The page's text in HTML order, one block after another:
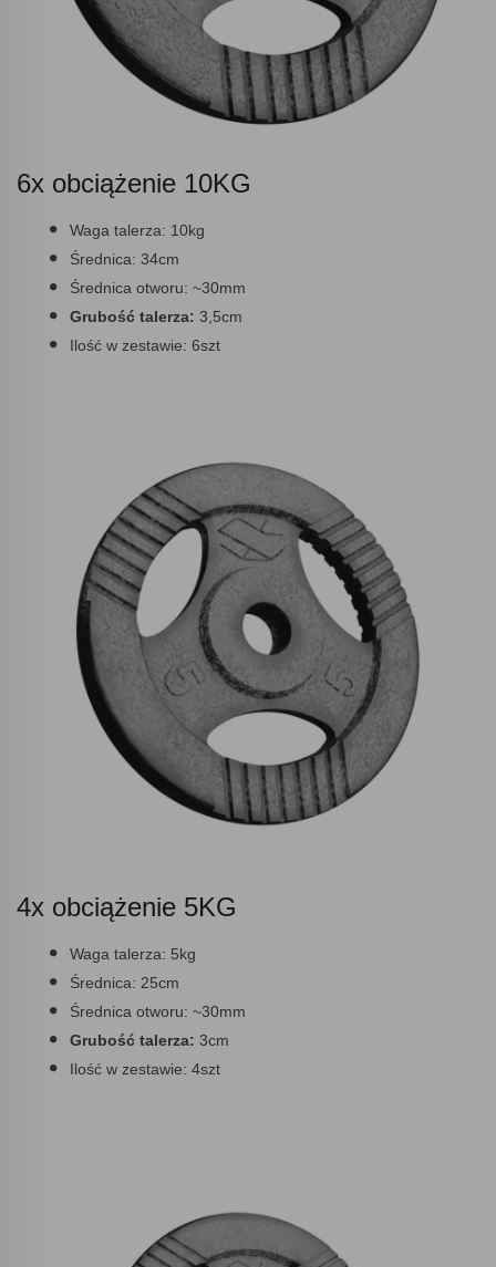
6x obciążenie 10KG
Waga talerza: 10kg
Średnica: 34cm
Średnica otworu: ~30mm
Grubość talerza: 3,5cm
Ilość w zestawie: 6szt
4x obciążenie 5KG
Waga talerza: 5kg
Średnica: 25cm
Średnica otworu: ~30mm
Grubość talerza: 3cm
Ilość w zestawie: 4szt